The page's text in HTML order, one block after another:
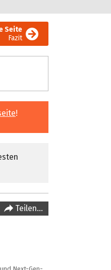
Seite
Fazit
!
Teilen…